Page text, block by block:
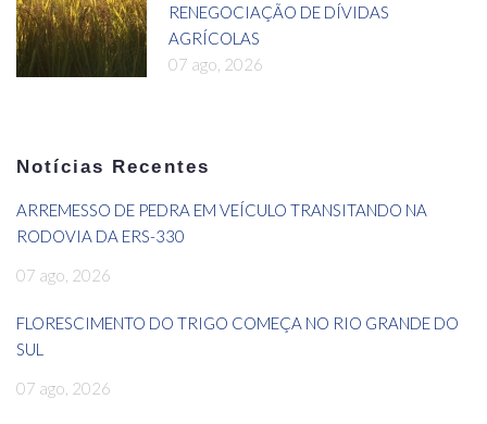
RENEGOCIAÇÃO DE DÍVIDAS
AGRÍCOLAS
07 ago, 2026
Notícias Recentes
ARREMESSO DE PEDRA EM VEÍCULO TRANSITANDO NA
RODOVIA DA ERS-330
07 ago, 2026
FLORESCIMENTO DO TRIGO COMEÇA NO RIO GRANDE DO
SUL
07 ago, 2026